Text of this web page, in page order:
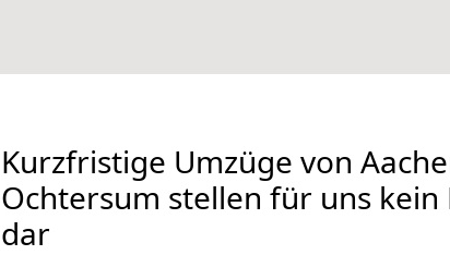
Kurzfristige Umzüge von
Ochtersum stellen für uns kein
dar